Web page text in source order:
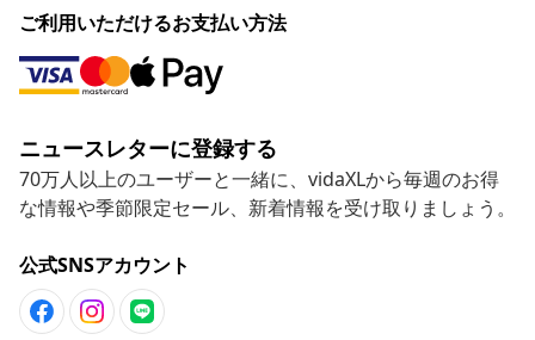
ご利用いただけるお支払い方法
ニュースレターに登録する
70万人以上のユーザーと一緒に、vidaXLから毎週のお得
な情報や季節限定セール、新着情報を受け取りましょう。
公式SNSアカウント